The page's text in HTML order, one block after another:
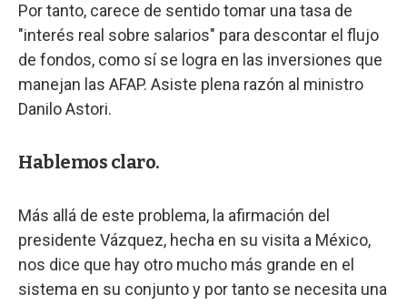
Por tanto, carece de sentido tomar una tasa de
"interés real sobre salarios" para descontar el flujo
de fondos, como sí se logra en las inversiones que
manejan las AFAP. Asiste plena razón al ministro
Danilo Astori.
Hablemos claro.
Más allá de este problema, la afirmación del
presidente Vázquez, hecha en su visita a México,
nos dice que hay otro mucho más grande en el
sistema en su conjunto y por tanto se necesita una